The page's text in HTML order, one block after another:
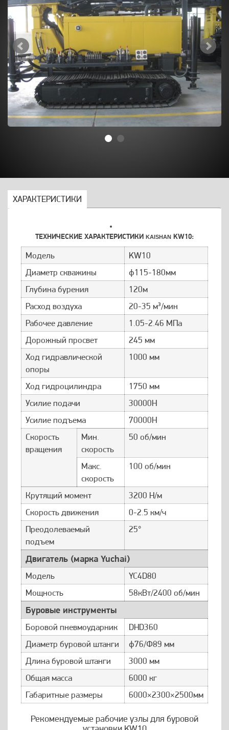
ХАРАКТЕРИСТИКИ
ТЕХНИЧЕСКИЕ ХАРАКТЕРИСТИКИ KAISHAN KW10:
Модель
KW10
Диаметр скважины
ф115-180мм
Глубина бурения
120м
Расход воздуха
20-35 м³/мин
Рабочее давление
1.05-2.46 МПа
Дорожный просвет
245 мм
Ход гидравлической
опоры
1000 мм
Ход гидроцилиндра
1750 мм
Усилие подачи
30000Н
Усилие подъема
70000Н
Скорость
вращения
Мин.
скорость
50 об/мин
Макс.
скорость
100 об/мин
Крутящий момент
3200 Н/м
Скорость движения
0-2.5 км/ч
Преодолеваемый
подъем
25°
Двигатель (марка Yuchai)
Модель
YC4D80
Мощность
58кВт/2400 об/мин
Буровые инструменты
Боровой пневмоударник
DHD360
Диаметр буровой штанги
ф76/Φ89 мм
Длина буровой штанги
3000 мм
Общая масса
6000 кг
Габаритные размеры
6000×2300×2500мм
Рекомендуемые рабочие узлы для буровой